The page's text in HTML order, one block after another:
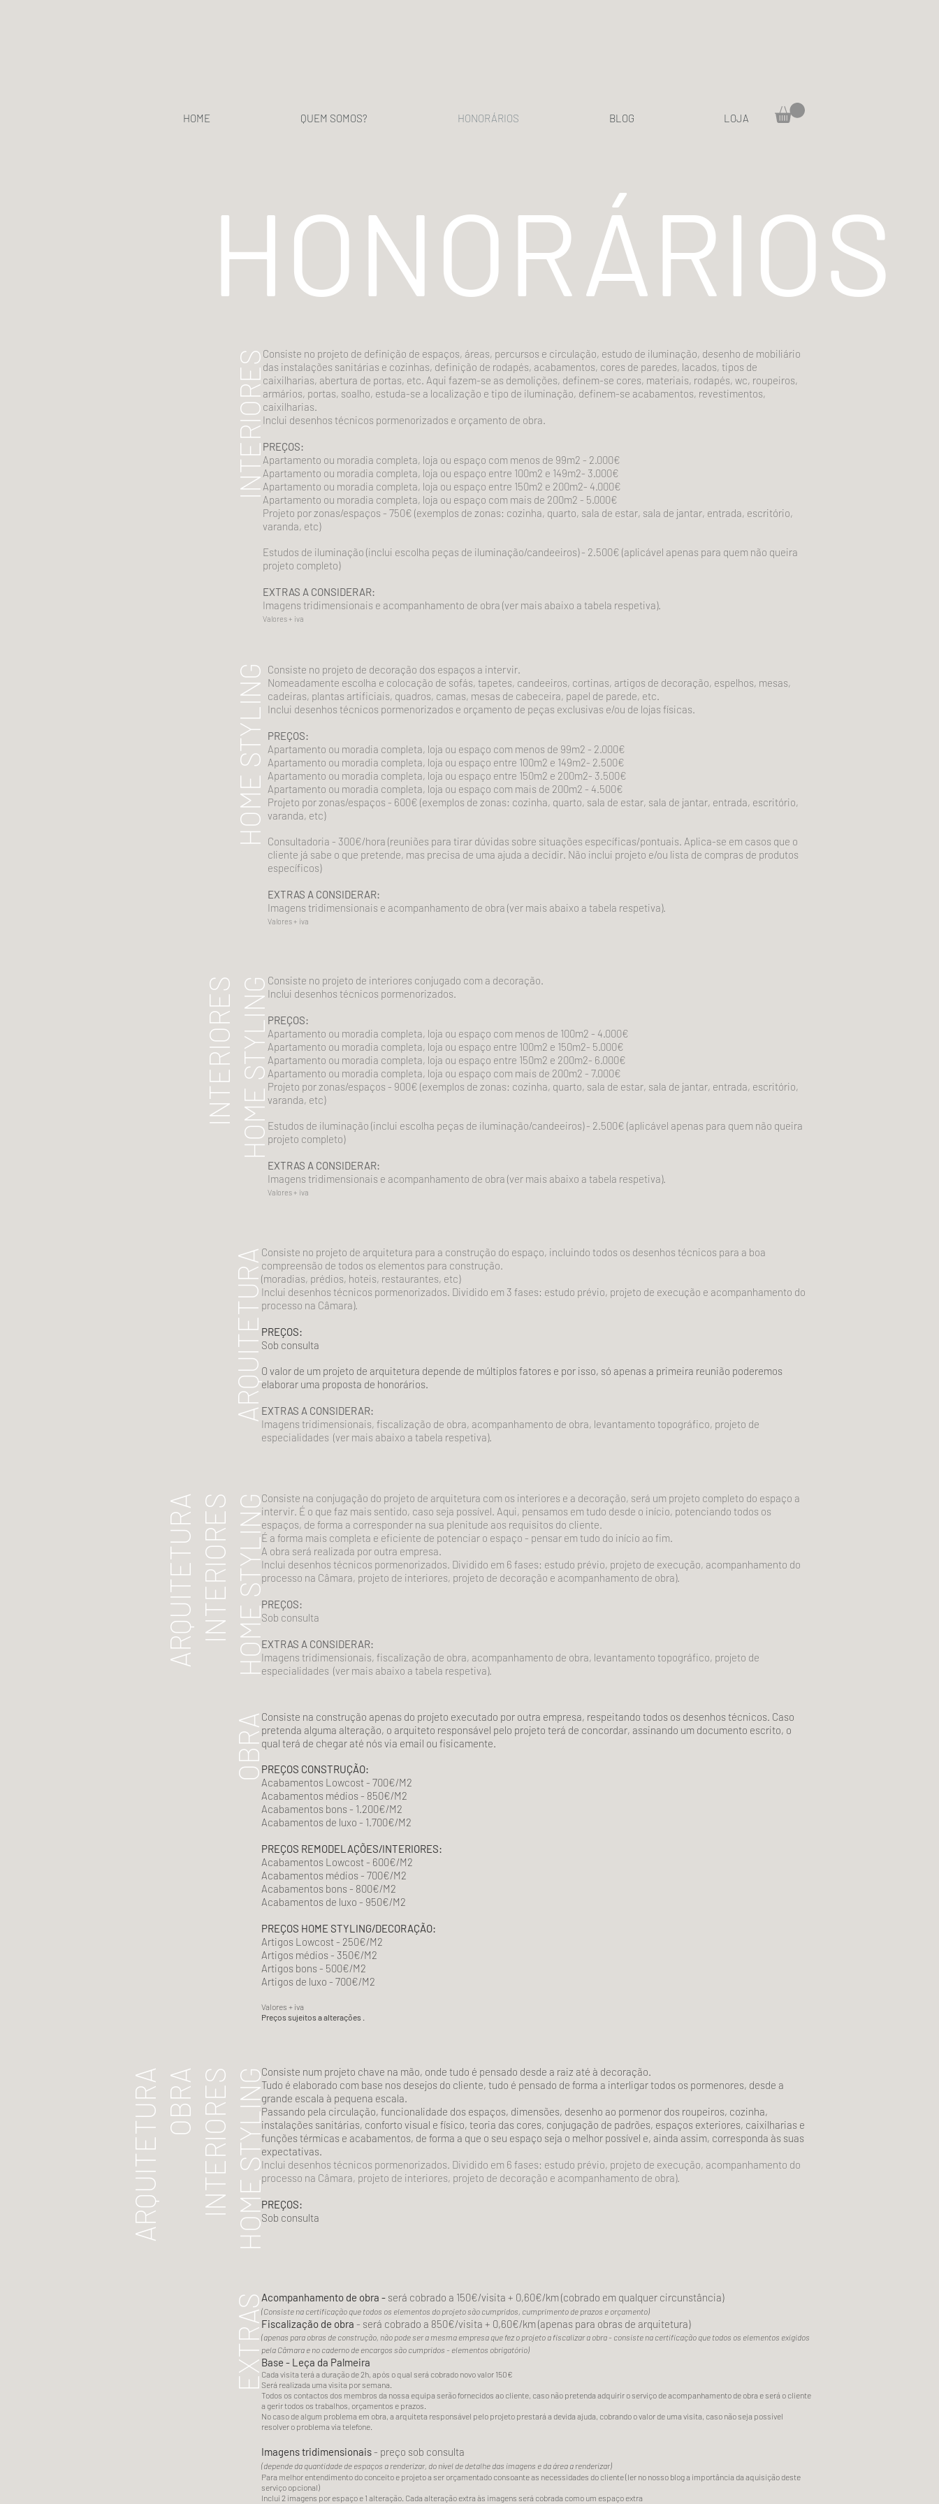
HOME QUEM SOMOS? HONORÁRIOS BLOG LOJA
HONORÁRIOS
INTERIORESConsiste no projeto de definição de espaços, áreas, percursos e circulação, estudo de iluminação, desenho de mobiliário
das instalações sanitárias e cozinhas, definição de rodapés, acabamentos, cores de paredes, lacados, tipos de
caixilharias, abertura de portas, etc. Aqui fazem-se as demolições, definem-se cores, materiais, rodapés, wc, roupeiros,
armários, portas, soalho, estuda-se a localização e tipo de iluminação, definem-se acabamentos, revestimentos,
caixilharias.
Inclui desenhos técnicos pormenorizados e orçamento de obra.
PREÇOS:
Apartamento ou moradia completa, loja ou espaço com menos de 99m2 - 2.000€
Apartamento ou moradia completa, loja ou espaço entre 100m2 e 149m2- 3.000€
Apartamento ou moradia completa, loja ou espaço entre 150m2 e 200m2- 4.000€
Apartamento ou moradia completa, loja ou espaço com mais de 200m2 - 5.000€
Projeto por zonas/espaços - 750€ (exemplos de zonas: cozinha, quarto, sala de estar, sala de jantar, entrada, escritório,
varanda, etc)
Estudos de iluminação (inclui escolha peças de iluminação/candeeiros) - 2.500€ (aplicável apenas para quem não queira
projeto completo)
EXTRAS A CONSIDERAR:
Imagens tridimensionais e acompanhamento de obra (ver mais abaixo a tabela respetiva).
Valores + iva
HOME STYLING
Consiste no projeto de decoração dos espaços a intervir.
Nomeadamente escolha e colocação de sofás, tapetes, candeeiros, cortinas, artigos de decoração, espelhos, mesas,
cadeiras, plantas artificiais, quadros, camas, mesas de cabeceira, papel de parede, etc.
Inclui desenhos técnicos pormenorizados e orçamento de peças exclusivas e/ou de lojas físicas.
PREÇOS:
Apartamento ou moradia completa, loja ou espaço com menos de 99m2 - 2.000€
Apartamento ou moradia completa, loja ou espaço entre 100m2 e 149m2- 2.500€
Apartamento ou moradia completa, loja ou espaço entre 150m2 e 200m2- 3.500€
Apartamento ou moradia completa, loja ou espaço com mais de 200m2 - 4.500€
Projeto por zonas/espaços - 600€ (exemplos de zonas: cozinha, quarto, sala de estar, sala de jantar, entrada, escritório,
varanda, etc)
Consultadoria - 300€/hora (reuniões para tirar dúvidas sobre situações específicas/pontuais. Aplica-se em casos que o
cliente já sabe o que pretende, mas precisa de uma ajuda a decidir. Não inclui projeto e/ou lista de compras de produtos
específicos)
EXTRAS A CONSIDERAR:
Imagens tridimensionais e acompanhamento de obra (ver mais abaixo a tabela respetiva).
Valores + iva
INTERIORESHOME STYLINGConsiste no projeto de interiores conjugado com a decoração.
Inclui desenhos técnicos pormenorizados.
PREÇOS:
Apartamento ou moradia completa, loja ou espaço com menos de 100m2 - 4.000€
Apartamento ou moradia completa, loja ou espaço entre 100m2 e 150m2- 5.000€
Apartamento ou moradia completa, loja ou espaço entre 150m2 e 200m2- 6.000€
Apartamento ou moradia completa, loja ou espaço com mais de 200m2 - 7.000€
Projeto por zonas/espaços - 900€ (exemplos de zonas: cozinha, quarto, sala de estar, sala de jantar, entrada, escritório,
varanda, etc)
Estudos de iluminação (inclui escolha peças de iluminação/candeeiros) - 2.500€ (aplicável apenas para quem não queira
projeto completo)
EXTRAS A CONSIDERAR:
Imagens tridimensionais e acompanhamento de obra (ver mais abaixo a tabela respetiva).
Valores + iva
ARQUITETURAConsiste no projeto de arquitetura para a construção do espaço, incluindo todos os desenhos técnicos para a boa
compreensão de todos os elementos para construção.
(moradias, prédios, hoteis, restaurantes, etc)
Inclui desenhos técnicos pormenorizados. Dividido em 3 fases: estudo prévio, projeto de execução e acompanhamento do
processo na Câmara).
PREÇOS:
Sob consulta
O valor de um projeto de arquitetura depende de múltiplos fatores e por isso, só apenas a primeira reunião poderemos
elaborar uma proposta de honorários.
EXTRAS A CONSIDERAR:
Imagens tridimensionais, fiscalização de obra, acompanhamento de obra, levantamento topográfico, projeto de
especialidades (ver mais abaixo a tabela respetiva).
ARQUITETURAINTERIORESHOME STYLINGConsiste na conjugação do projeto de arquitetura com os interiores e a decoração, será um projeto completo do espaço a
intervir. É o que faz mais sentido, caso seja possível. Aqui, pensamos em tudo desde o início, potenciando todos os
espaços, de forma a corresponder na sua plenitude aos requisitos do cliente.
É a forma mais completa e eficiente de potenciar o espaço - pensar em tudo do início ao fim.
A obra será realizada por outra empresa.
Inclui desenhos técnicos pormenorizados. Dividido em 6 fases: estudo prévio, projeto de execução, acompanhamento do
processo na Câmara, projeto de interiores, projeto de decoração e acompanhamento de obra).
PREÇOS:
Sob consulta
EXTRAS A CONSIDERAR:
Imagens tridimensionais, fiscalização de obra, acompanhamento de obra, levantamento topográfico, projeto de
especialidades (ver mais abaixo a tabela respetiva).
OBRAConsiste na construção apenas do projeto executado por outra empresa, respeitando todos os desenhos técnicos. Caso
pretenda alguma alteração, o arquiteto responsável pelo projeto terá de concordar, assinando um documento escrito, o
qual terá de chegar até nós via email ou fisicamente.
PREÇOS CONSTRUÇÃO:
Acabamentos Lowcost - 700€/M2
Acabamentos médios - 850€/M2
Acabamentos bons - 1.200€/M2
Acabamentos de luxo - 1.700€/M2
PREÇOS REMODELAÇÕES/INTERIORES:
Acabamentos Lowcost - 600€/M2
Acabamentos médios - 700€/M2
Acabamentos bons - 800€/M2
Acabamentos de luxo - 950€/M2
PREÇOS HOME STYLING/DECORAÇÃO:
Artigos Lowcost - 250€/M2
Artigos médios - 350€/M2
Artigos bons - 500€/M2
Artigos de luxo - 700€/M2
Valores + iva
Preços sujeitos a alterações
ARQUITETURAOBRA INTERIORESHOME STYLINGConsiste num projeto chave na mão, onde tudo é pensado desde a raiz até à decoração.
Tudo é elaborado com base nos desejos do cliente, tudo é pensado de forma a interligar todos os pormenores, desde a
grande escala à pequena escala.
Passando pela circulação, funcionalidade dos espaços, dimensões, desenho ao pormenor dos roupeiros, cozinha,
instalações sanitárias, conforto visual e físico, teoria das cores, conjugação de padrões, espaços exteriores, caixilharias e
funções térmicas e acabamentos, de forma a que o seu espaço seja o melhor possível e, ainda assim, corresponda às suas
expectativas.
Inclui desenhos técnicos pormenorizados. Dividido em 6 fases: estudo prévio, projeto de execução, acompanhamento do
processo na Câmara, projeto de interiores, projeto de decoração e acompanhamento de obra).
PREÇOS:
Sob consulta
EXTRASAcompanhamento de obra - será cobrado a 150€/visita + 0,60€/km (cobrado em qualquer circunstância)
(Consiste na certificação que todos os elementos do projeto são cumpridos, cumprimento de prazos e orçamento)
Fiscalização de obra - será cobrado a 850€/visita + 0,60€/km (apenas para obras de arquitetura)
(apenas para obras de construção, não pode ser a mesma empresa que fez o projeto a fiscalizar a obra - consiste na certificação que todos os elementos exigidos
pela Câmara e no caderno de encargos são cumpridos - elementos obrigatório)
Base - Leça da Palmeira
Cada visita terá a duração de 2h, após o qual será cobrado novo valor 150€
Será realizada uma visita por semana.
Todos os contactos dos membros da nossa equipa serão fornecidos ao cliente, caso não pretenda adquirir o serviço de acompanhamento de obra e será o cliente
a gerir todos os trabalhos, orçamentos e prazos.
No caso de algum problema em obra, a arquiteta responsável pelo projeto prestará a devida ajuda, cobrando o valor de uma visita, caso não seja possível
resolver o problema via telefone.
Imagens tridimensionais- preço sob consulta
(depende da quantidade de espaços a renderizar, do nível de detalhe das imagens e da área a renderizar)
Para melhor entendimento do conceito e projeto a ser orçamentado consoante as necessidades do cliente (ler no nosso blog a importância da aquisição deste
serviço opcional)
Inclui 2 imagens por espaço e 1 alteração. Cada alteração extra às imagens será cobrada como um espaço extra